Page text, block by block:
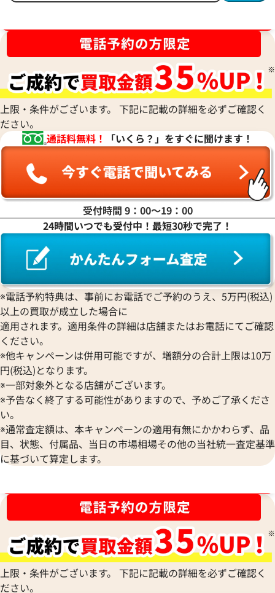
レザー
172,000円
2026年6月3日時点
キャビアスキン
150,000円
2026年2月3日時点
デニム
参考買取価格
138,000円
2026年6月17日時点
シャネル 2.55 エ
トバッグ キャビア
78,000円
2025年6月17日時
シャネル 2.55 マトラッセ チェーンショル
ダーバッグ カーフスキン
参考買取価格
ASK
シャネル 2.55 チ
参考買取価格
上限・条件がございます。 下記に記載の詳細を必ずご確認く
ださい。
通話料無料！
「いくら？」をすぐに聞けます！
受付時間 9：00〜19：00
24時間いつでも受付中！最短30秒で完了！
※電話予約特典は、事前にお電話でご予約のうえ、5万円(税込)
以上の買取が成立した場合に
適用されます。適用条件の詳細は店舗またはお電話にてご確認
ください。
※他キャンペーンは併用可能ですが、増額分の合計上限は10万
円(税込)となります。
※一部対象外となる店舗がございます。
※予告なく終了する可能性がありますので、予めご了承くださ
い。
※通常査定額は、本キャンペーンの適用有無にかかわらず、品
目、状態、付属品、当日の市場相場その他の当社統一査定基準
に基づいて算定します。
上限・条件がございます。 下記に記載の詳細を必ずご確認く
ださい。